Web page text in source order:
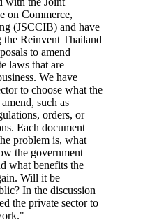
on Commerce,
(JSCCIB) and have
the Reinvent Thailand
to amend
laws that are
We have
to choose what the
such as
orders, or
Each document
problem is, what
the government
what benefits the
Will it be
In the discussion
the private sector to
"